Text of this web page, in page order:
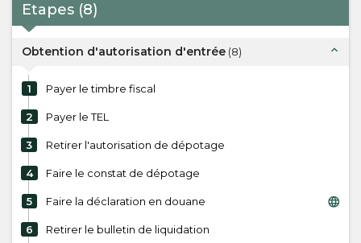
Etapes (8)
Obtention d'autorisation d'entrée (8) expand_less
1 Payer le timbre fiscal
2 Payer le TEL
3 Retirer l'autorisation de dépotage
4 Faire le constat de dépotage
5 Faire la déclaration en douane language
6 Retirer le bulletin de liquidation